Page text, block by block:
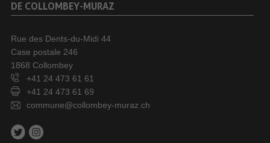
DE COLLOMBEY-MURAZ
Rue des Dents-du-Midi 44
Case postale 246
1868 Collombey
+41 24 473 61 61
+41 24 473 61 69
commune@collombey-muraz.ch